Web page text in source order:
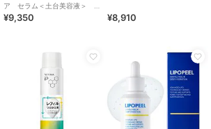
ア セラム＜土台美容液＞
レフィル１８０Ｇ
¥9,350 ¥8,910